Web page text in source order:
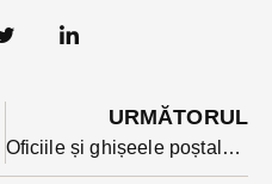
URMĂTORUL
Oficiile și ghișeele poștale din Bistrița-Năsăud sunt din 1 aprilie în grevă generală. Plata pensiilor ar putea fi afectată